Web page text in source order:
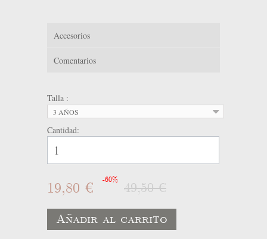
Accesorios
Comentarios
Talla :
3 AÑOS
Cantidad:
19,80 € -60%
49,50 €
Añadir al carrito